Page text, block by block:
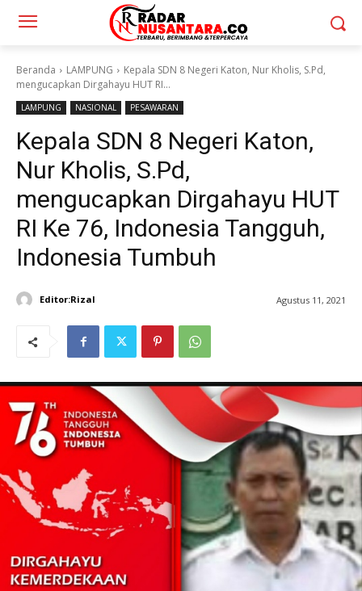
Beranda LAMPUNG
Kepala SDN 8 Negeri Katon, Nur Kholis, S.Pd,
mengucapkan Dirgahayu HUT RI...
LAMPUNG NASIONAL PESAWARAN
Kepala SDN 8 Negeri Katon,
Nur Kholis, S.Pd,
mengucapkan Dirgahayu HUT
RI Ke 76, Indonesia Tangguh,
Indonesia Tumbuh
Editor:Rizal Agustus 11, 2021